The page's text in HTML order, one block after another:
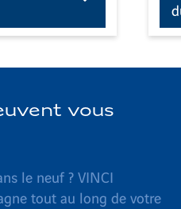
vous
le neuf ? VINCI
tout au long de votre